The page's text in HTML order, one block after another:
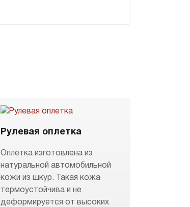
Рулевая оплетка
Оплетка изготовлена из
натуральной автомобильной
кожи из шкур. Такая кожа
термоустойчива и не
деформируется от высоких